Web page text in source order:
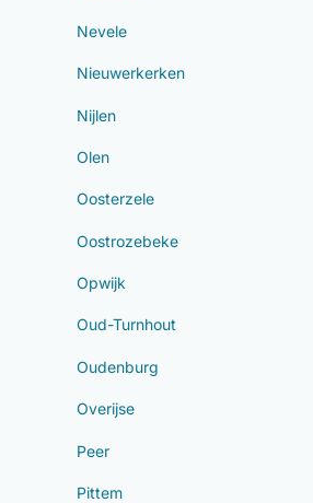
Nevele
Nieuwerkerken
Nijlen
Olen
Oosterzele
Oostrozebeke
Opwijk
Oud-Turnhout
Oudenburg
Overijse
Peer
Pittem